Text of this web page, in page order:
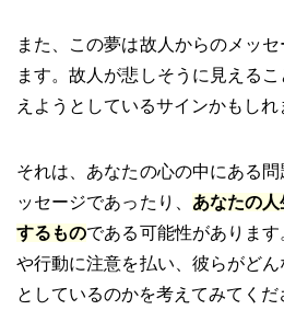
また、この夢は故人からのメッ
ます。故人が悲しそうに見える
えようとしているサインかもしれ
それは、あなたの心の中にある
ッセージであったり、 あなたの
するものである可能性がありま
や行動に注意を払い、彼らがど
としているのかを考えてみてくだ